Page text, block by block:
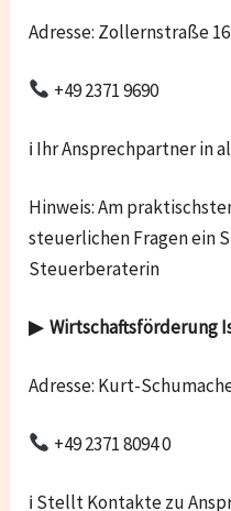
Adresse: Zollernstraße
+49 2371 9690
ℹ Ihr Ansprechpartner in
Hinweis: Am
steuerlichen Fragen ein
Steuerberaterin
▶ Wirtschaftsförderung
Adresse: Kurt-
+49 2371 8094 0
ℹ Stellt Kontakte zu